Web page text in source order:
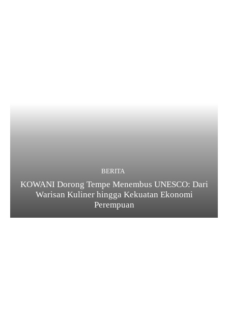
BERITA
KOWANI Dorong Tempe Menembus UNESCO: Dari
Warisan Kuliner hingga Kekuatan Ekonomi
Perempuan